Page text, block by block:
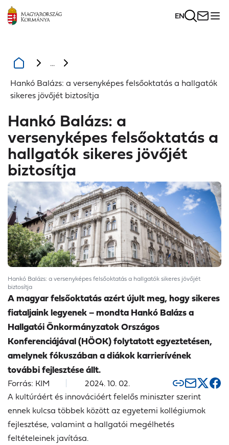
EN
...
Hankó Balázs: a versenyképes felsőoktatás a hallgatók
sikeres jövőjét biztosítja
Hankó Balázs: a
versenyképes felsőoktatás a
hallgatók sikeres jövőjét
biztosítja
Hankó Balázs: a versenyképes felsőoktatás a hallgatók sikeres jövőjét
biztosítja
A magyar felsőoktatás azért újult meg, hogy sikeres
fiataljaink legyenek – mondta Hankó Balázs a
Hallgatói Önkormányzatok Országos
Konferenciájával (HÖOK) folytatott egyeztetésen,
amelynek fókuszában a diákok karrierívének
további fejlesztése állt.
Forrás: KIM
2024. 10. 02.
A kultúráért és innovációért felelős miniszter szerint
ennek kulcsa többek között az egyetemi kollégiumok
fejlesztése, valamint a hallgatói megélhetés
feltételeinek javítása.